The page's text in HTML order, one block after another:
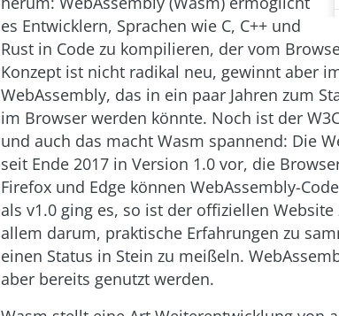
es Entwicklern, Sprachen wie C, C++ und
Rust in Code zu kompilieren, der vom
Konzept ist nicht radikal neu, gewinnt aber
WebAssembly, das in ein paar Jahren zum
im Browser werden könnte. Noch ist der
und auch das macht Wasm spannend: Die
seit Ende 2017 in Version 1.0 vor, die
Firefox und Edge können WebAssembly-
als v1.0 ging es, so ist der offiziellen
allem darum, praktische Erfahrungen zu
einen Status in Stein zu meißeln.
aber bereits genutzt werden.